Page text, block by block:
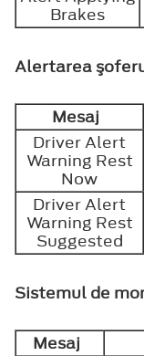
Brakes
Alertarea
Mesaj
Driver Alert
Warning Rest
Now
Driver Alert
Warning Rest
Suggested
Sistemul de
Mesaj